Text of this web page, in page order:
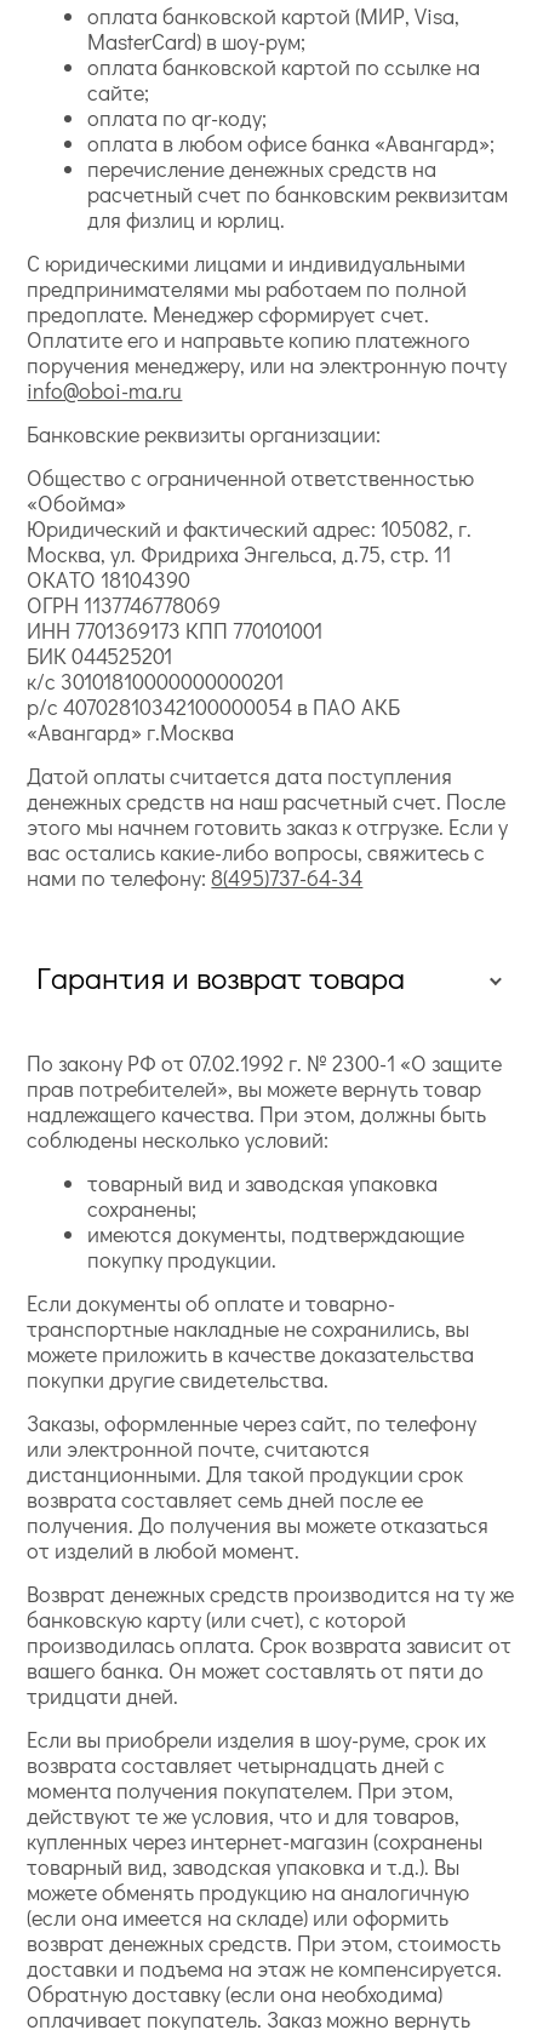
оплата банковской картой (МИР, Visa,
MasterCard) в шоу-рум;
оплата банковской картой по ссылке на
сайте;
оплата по qr-коду;
оплата в любом офисе банка «Авангард»;
перечисление денежных средств на
расчетный счет по банковским реквизитам
для физлиц и юрлиц.
С юридическими лицами и индивидуальными
предпринимателями мы работаем по полной
предоплате. Менеджер сформирует счет.
Оплатите его и направьте копию платежного
поручения менеджеру, или на электронную почту
info@oboi-ma.ru
Банковские реквизиты организации:
Общество с ограниченной ответственностью
«Обойма»
Юридический и фактический адрес: 105082, г.
Москва, ул. Фридриха Энгельса, д.75, стр. 11
ОКАТО 18104390
ОГРН 1137746778069
ИНН 7701369173 КПП 770101001
БИК 044525201
к/с 30101810000000000201
р/с 40702810342100000054 в ПАО АКБ
«Авангард» г.Москва
Датой оплаты считается дата поступления
денежных средств на наш расчетный счет. После
этого мы начнем готовить заказ к отгрузке. Если у
вас остались какие-либо вопросы, свяжитесь с
нами по телефону: 8(495)737-64-34
Гарантия и возврат товара
По закону РФ от 07.02.1992 г. № 2300-1 «О защите
прав потребителей», вы можете вернуть товар
надлежащего качества. При этом, должны быть
соблюдены несколько условий:
товарный вид и заводская упаковка
сохранены;
имеются документы, подтверждающие
покупку продукции.
Если документы об оплате и товарно-
транспортные накладные не сохранились, вы
можете приложить в качестве доказательства
покупки другие свидетельства.
Заказы, оформленные через сайт, по телефону
или электронной почте, считаются
дистанционными. Для такой продукции срок
возврата составляет семь дней после ее
получения. До получения вы можете отказаться
от изделий в любой момент.
Возврат денежных средств производится на ту же
банковскую карту (или счет), с которой
производилась оплата. Срок возврата зависит от
вашего банка. Он может составлять от пяти до
тридцати дней.
Если вы приобрели изделия в шоу-руме, срок их
возврата составляет четырнадцать дней с
момента получения покупателем. При этом,
действуют те же условия, что и для товаров,
купленных через интернет-магазин (сохранены
товарный вид, заводская упаковка и т.д.). Вы
можете обменять продукцию на аналогичную
(если она имеется на складе) или оформить
возврат денежных средств. При этом, стоимость
доставки и подъема на этаж не компенсируется.
Обратную доставку (если она необходима)
оплачивает покупатель. Заказ можно вернуть